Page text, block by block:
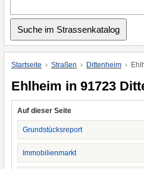
Startseite Straßen Dittenheim
Ehlheim in 91723
Auf dieser Seite
Grundstücksreport
Immobilienmarkt